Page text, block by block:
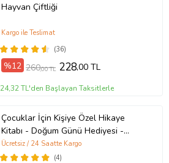
Hayvan Çiftliği
(36)
Kargo ile Teslimat
%12 260,00 TL 228,00 TL
24,32 TL'den Başlayan Taksitlerle
Çocuklar İçin Kişiye Özel Hikaye
Kitabı - Doğum Günü Hediyesi -
Okuma Hediyesi
(4)
Ücretsiz / 24 Saatte Kargo